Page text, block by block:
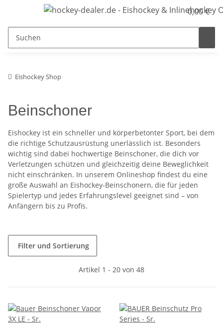
0,00 €
Eishockey Shop
Beinschoner
Eishockey ist ein schneller und körperbetonter Sport, bei dem
die richtige Schutzausrüstung unerlässlich ist. Besonders
wichtig sind dabei hochwertige Beinschoner, die dich vor
Verletzungen schützen und gleichzeitig deine Beweglichkeit
nicht einschränken. In unserem Onlineshop findest du eine
große Auswahl an Eishockey-Beinschonern, die für jeden
Spielertyp und jedes Erfahrungslevel geeignet sind – von
Anfängern bis zu Profis.
Filter und Sortierung
Artikel 1 - 20 von 48